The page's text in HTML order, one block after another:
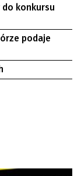
do konkursu
podaje